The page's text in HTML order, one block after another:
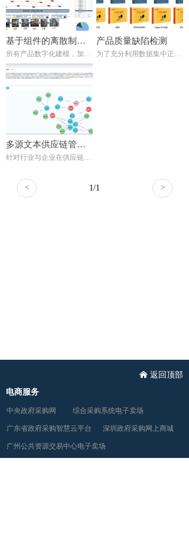
基于组件的离散制造过程工业软件
所有产品数字化建模，加工工艺知识自动化，工艺知识软件化、组件化；建立统一平台，进行组件化工业软件构建开发与应用。
产品质量缺陷检测
为了充分利用数据集中正确的模板图像，提出了基于孪生神经网络的缺陷检测系统。
多源文本供应链管理知识抽取工具软件
针对行业与企业在供应链协同管理过程中积累形成的案例文件、技术文档、经验手册等文本数据，通过文本摘要、关键词、问题、方法、所属知识领域等属性进行分析抽取，构建了供应链协同管理案例知识库系统原型，实现案例查询、检索等功能
< >
1/1
낀 返回顶部
电商服务
中央政府采购网 综合采购系统电子卖场
广东省政府采购智慧云平台 深圳政府采购网上商城
广州公共资源交易中心电子卖场